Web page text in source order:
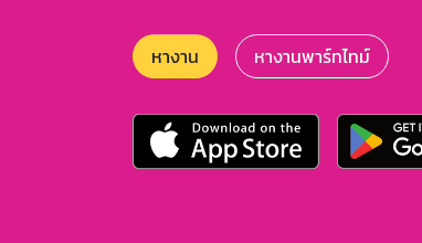
หางาน หางานพาร์ทไทม์